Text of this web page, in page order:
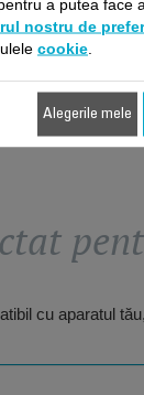
RON
Adaugă în coş
cu aparatul
a putea face
nostru de
cookie
Alegerile mele